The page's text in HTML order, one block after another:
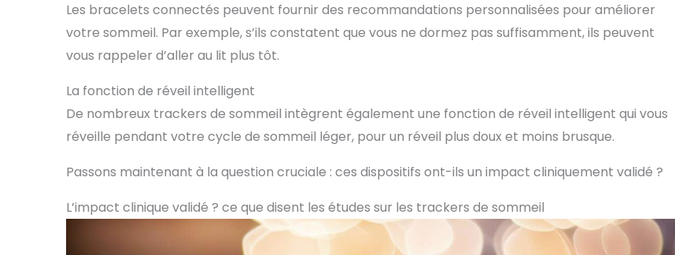
Les bracelets connectés peuvent fournir des recommandations personnalisées pour améliorer
votre sommeil. Par exemple, s’ils constatent que vous ne dormez pas suffisamment, ils peuvent
vous rappeler d’aller au lit plus tôt.
La fonction de réveil intelligent
De nombreux trackers de sommeil intègrent également une fonction de réveil intelligent qui vous
réveille pendant votre cycle de sommeil léger, pour un réveil plus doux et moins brusque.
Passons maintenant à la question cruciale : ces dispositifs ont-ils un impact cliniquement validé ?
L’impact clinique validé ? ce que disent les études sur les trackers de sommeil